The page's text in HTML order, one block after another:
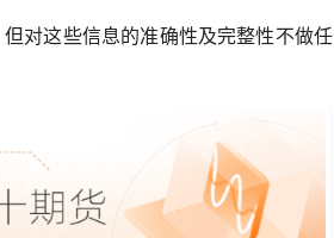
对这些信息的准确性及完整性不做任